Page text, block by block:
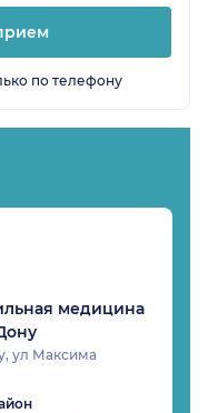
по телефону
медицина
ул Максима